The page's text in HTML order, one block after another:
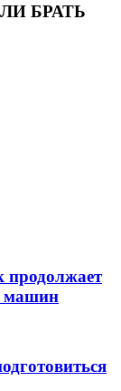
ЛИ БРАТЬ
машин